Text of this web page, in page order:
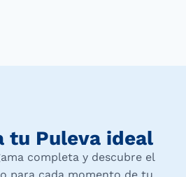
tu Puleva ideal
completa y descubre el